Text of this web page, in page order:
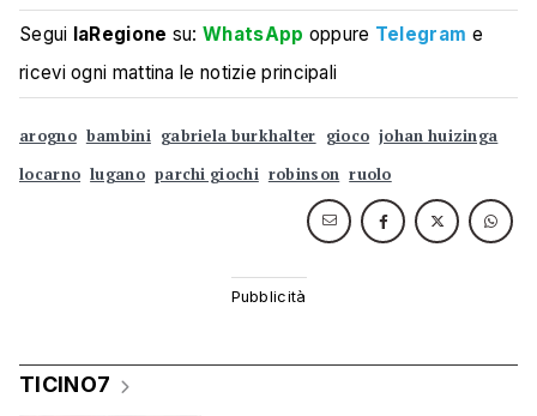
Segui laRegione su:WhatsApp oppure Telegram e
ricevi ogni mattina le notizie principali
arogno bambini gabriela burkhalter gioco johan huizinga
locarno lugano parchi giochi robinson ruolo
TICINO7